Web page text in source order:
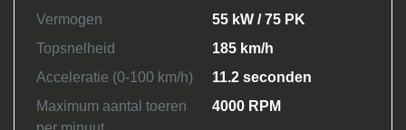
Vermogen
55 kW / 75 PK
Topsnelheid
185 km/h
Acceleratie (0-100 km/h)
11.2 seconden
Maximum aantal toeren
4000 RPM